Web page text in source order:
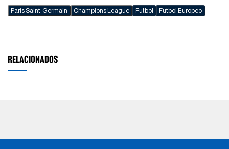
Paris Saint-Germain Champions League Futbol Futbol Europeo
RELACIONADOS